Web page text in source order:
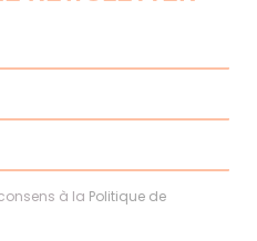
à la Politique de